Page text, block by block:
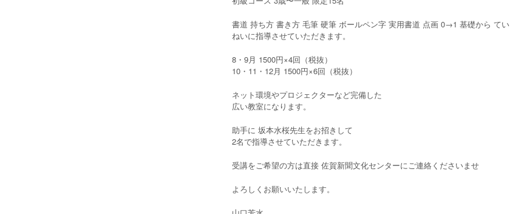
書道 持ち方 書き方 毛筆 硬筆 ボールペン字 実用書道 点画 0→1 基礎から てい
ねいに指導させていただきます。
8・9月 1500円×4回（税抜）
10・11・12月 1500円×6回（税抜）
ネット環境やプロジェクターなど完備した
広い教室になります。
助手に 坂本水桜先生をお招きして
2名で指導させていただきます。
受講をご希望の方は直接 佐賀新聞文化センターにご連絡くださいませ
よろしくお願いいたします。